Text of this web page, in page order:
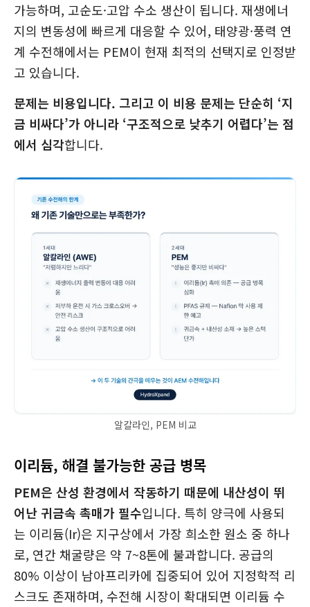
가능하며, 고순도·고압 수소 생산이 됩니다. 재생에너
지의 변동성에 빠르게 대응할 수 있어, 태양광·풍력 연
계 수전해에서는 PEM이 현재 최적의 선택지로 인정받
고 있습니다.
문제는 비용입니다. 그리고 이 비용 문제는 단순히 ‘지
금 비싸다’가 아니라 ‘구조적으로 낮추기 어렵다’는 점
에서 심각합니다.
알칼라인, PEM 비교
이리듐, 해결 불가능한 공급 병목
PEM은 산성 환경에서 작동하기 때문에 내산성이 뛰
어난 귀금속 촉매가 필수입니다. 특히 양극에 사용되
는 이리듐(Ir)은 지구상에서 가장 희소한 원소 중 하나
로, 연간 채굴량은 약 7~8톤에 불과합니다. 공급의
80% 이상이 남아프리카에 집중되어 있어 지정학적 리
스크도 존재하며, 수전해 시장이 확대되면 이리듐 수